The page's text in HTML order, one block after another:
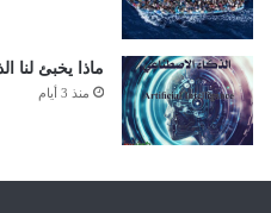
ماذا يخبئ لنا
منذ 3 أيام